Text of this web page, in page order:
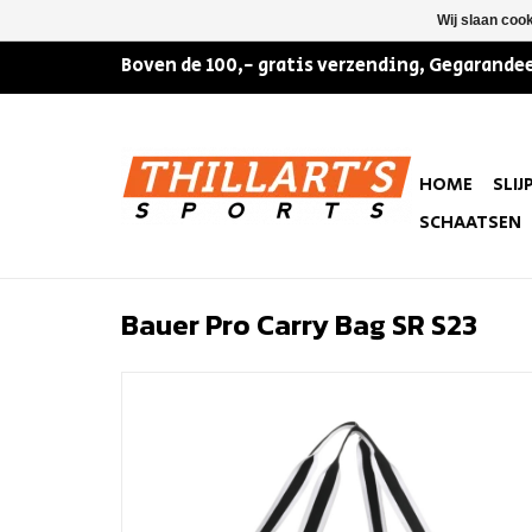
Boven de 100,- gratis verzending,
HOME
SCHAATSEN
Bauer Pro Carry Bag SR S23
Wij slaan